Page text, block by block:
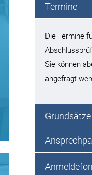
Termine
Die Termine
Sie können
angefragt